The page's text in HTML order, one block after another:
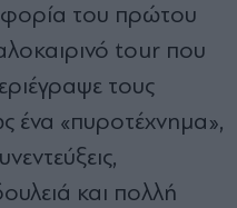
του πρώτου
tour που
τους
ένα «πυροτέχνημα»,
και πολλή